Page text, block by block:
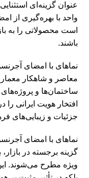
عنوان گزینه‌ای
واحد با بهره‌گیری از
است محصولاتی را به
باشند.
نماهای با امضای
معاصر و شاهکار
ساختمان‌ها و
افتخار هویت ایرانی
جزئیات و زیبایی‌های
نماهای با امضای
گزینه برجسته در
ویژه مطرح می‌شوند. این